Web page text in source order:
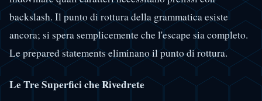
backslash. Il punto di rottura della grammatica esiste
ancora; si spera semplicemente che l'escape sia completo.
Le prepared statements eliminano il punto di rottura.
Le Tre Superfici che Rivedrete